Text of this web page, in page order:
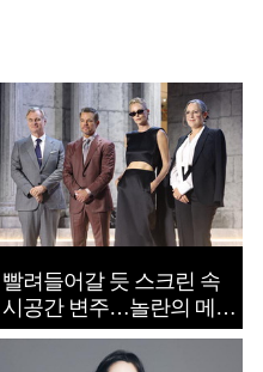
빨려들어갈 듯 스크린 속
시공간 변주…놀란의 메시
지는 ‘전쟁 속죄’